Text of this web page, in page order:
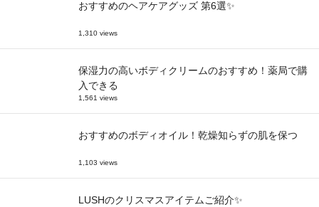
おすすめのヘアケアグッズ 第6選✨
1,310 views
保湿力の高いボディクリームのおすすめ！薬局で購
入できる
1,561 views
おすすめのボディオイル！乾燥知らずの肌を保つ
1,103 views
LUSHのクリスマスアイテムご紹介✨